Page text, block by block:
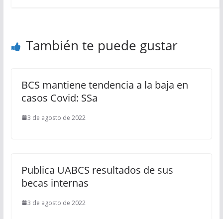
También te puede gustar
BCS mantiene tendencia a la baja en
casos Covid: SSa
3 de agosto de 2022
Publica UABCS resultados de sus
becas internas
3 de agosto de 2022